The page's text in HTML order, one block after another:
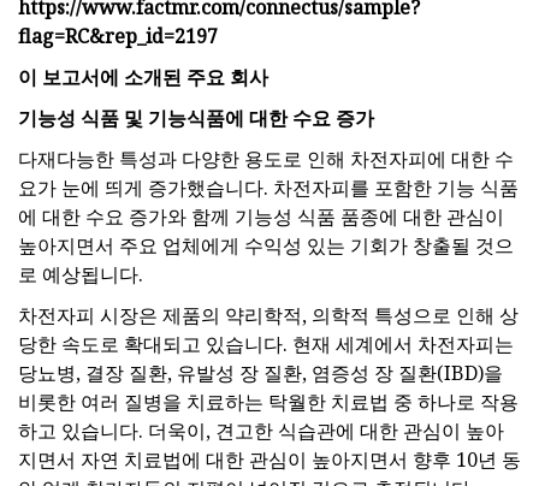
https://www.factmr.com/connectus/sample?
flag=RC&rep_id=2197
이 보고서에 소개된 주요 회사
기능성 식품 및 기능식품에 대한 수요 증가
다재다능한 특성과 다양한 용도로 인해 차전자피에 대한 수
요가 눈에 띄게 증가했습니다. 차전자피를 포함한 기능 식품
에 대한 수요 증가와 함께 기능성 식품 품종에 대한 관심이
높아지면서 주요 업체에게 수익성 있는 기회가 창출될 것으
로 예상됩니다.
차전자피 시장은 제품의 약리학적, 의학적 특성으로 인해 상
당한 속도로 확대되고 있습니다. 현재 세계에서 차전자피는
당뇨병, 결장 질환, 유발성 장 질환, 염증성 장 질환(IBD)을
비롯한 여러 질병을 치료하는 탁월한 치료법 중 하나로 작용
하고 있습니다. 더욱이, 견고한 식습관에 대한 관심이 높아
지면서 자연 치료법에 대한 관심이 높아지면서 향후 10년 동